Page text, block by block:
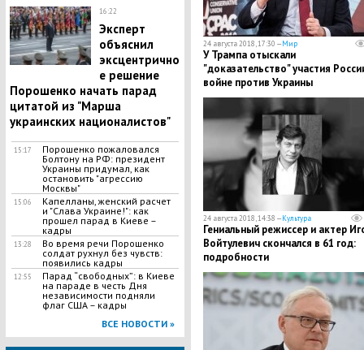
16:22
Эксперт
объяснил
эксцентрично
е решение
Порошенко начать парад
цитатой из "Марша
украинских националистов"
15:17
Порошенко пожаловался
Болтону на РФ: президент
Украины придумал, как
остановить "агрессию
Москвы"
15:06
Капелланы, женский расчет
и "Слава Украине!": как
прошел парад в Киеве –
кадры
13:28
​Во время речи Порошенко
солдат рухнул без чувств:
появились кадры
12:55
Парад “свободных”: в Киеве
на параде в честь Дня
независимости подняли
флаг США – кадры
ВСЕ НОВОСТИ »
24 августа 2018, 17:30 —Мир
У Трампа отыскали
"доказательство" участия
войне против Украины
24 августа 2018, 14:38 —Культура
Гениальный режиссер и актер
Войтулевич скончался в 61 год:
подробности